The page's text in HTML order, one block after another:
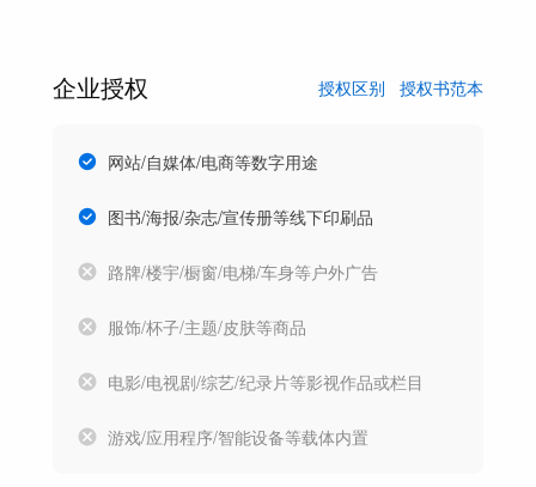
企业授权 授权区别 授权书范本
网站/自媒体/电商等数字用途
图书/海报/杂志/宣传册等线下印刷品
路牌/楼宇/橱窗/电梯/车身等户外广告
服饰/杯子/主题/皮肤等商品
电影/电视剧/综艺/纪录片等影视作品或栏目
游戏/应用程序/智能设备等载体内置